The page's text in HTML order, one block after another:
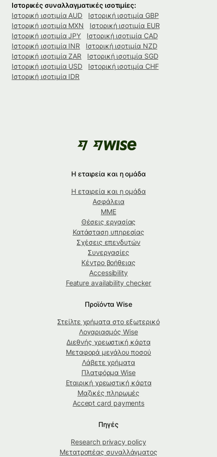
Ιστορικές συναλλαγματικές ισοτιμίες:
Ιστορική ισοτιμία AUD
Ιστορική ισοτιμία GBP
Ιστορική ισοτιμία MXN
Ιστορική ισοτιμία EUR
Ιστορική ισοτιμία JPY
Ιστορική ισοτιμία CAD
Ιστορική ισοτιμία INR
Ιστορική ισοτιμία NZD
Ιστορική ισοτιμία ZAR
Ιστορική ισοτιμία SGD
Ιστορική ισοτιμία USD
Ιστορική ισοτιμία CHF
Ιστορική ισοτιμία IDR
Η εταιρεία και η ομάδα
Η εταιρεία και η ομάδα
Ασφάλεια
ΜΜΕ
Θέσεις εργασίας
Κατάσταση υπηρεσίας
Σχέσεις επενδυτών
Συνεργασίες
Κέντρο βοήθειας
Accessibility
Feature availability checker
Προϊόντα Wise
Στείλτε χρήματα στο εξωτερικό
Λογαριασμός Wise
Διεθνής χρεωστική κάρτα
Μεταφορά μεγάλου ποσού
Λάβετε χρήματα
Πλατφόρμα Wise
Εταιρική χρεωστική κάρτα
Μαζικές πληρωμές
Accept card payments
Πηγές
Research privacy policy
Μετατροπέας συναλλάγματος